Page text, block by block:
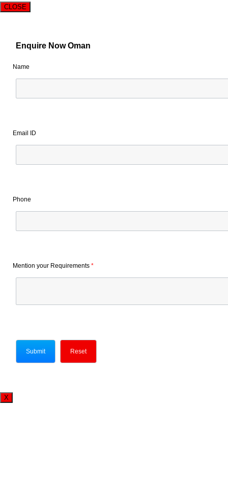
CLOSE
Enquire Now Oman
Name
Email ID
Phone
Mention your Requirements *
X